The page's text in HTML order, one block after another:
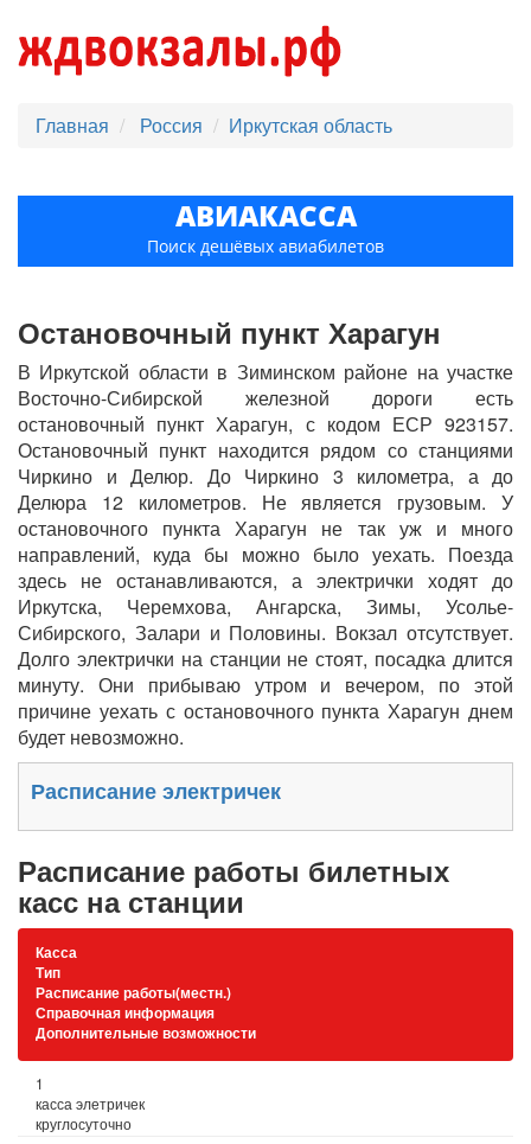
Главная Россия Иркутская область
АВИАКАССА
Поиск дешёвых авиабилетов
Остановочный пункт Харагун
В Иркутской области в Зиминском районе на участке
Восточно-Сибирской железной дороги есть
остановочный пункт Харагун, с кодом ЕСР 923157.
Остановочный пункт находится рядом со станциями
Чиркино и Делюр. До Чиркино 3 километра, а до
Делюра 12 километров. Не является грузовым. У
остановочного пункта Харагун не так уж и много
направлений, куда бы можно было уехать. Поезда
здесь не останавливаются, а электрички ходят до
Иркутска, Черемхова, Ангарска, Зимы, Усолье-
Сибирского, Залари и Половины. Вокзал отсутствует.
Долго электрички на станции не стоят, посадка длится
минуту. Они прибываю утром и вечером, по этой
причине уехать с остановочного пункта Харагун днем
будет невозможно.
Расписание электричек
Расписание работы билетных
касс на станции
Касса
Тип
Расписание работы(местн.)
Справочная информация
Дополнительные возможности
1
касса элетричек
круглосуточно